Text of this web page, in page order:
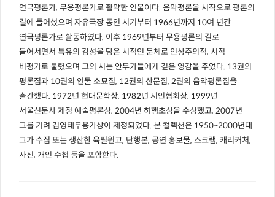
연극평론가, 무용평론가로 활약한 인물이다. 음악평론을 시작으로 평론의
길에 들어섰으며 자유극장 동인 시기부터 1966년까지 10여 년간
연극평론가로 활동하였다. 이후 1969년부터 무용평론의 길로
들어서면서 특유의 감성을 담은 시적인 문체로 인상주의적, 시적
비평가로 불렸으며 그의 시는 안무가들에게 깊은 영감을 주었다. 13권의
평론집과 10권의 인물 소묘집, 12권의 산문집, 2권의 음악평론집을
출간했다. 1972년 현대문학상, 1982년 시인협회상, 1999년
서울신문사 제정 예술평론상, 2004년 허행초상을 수상했고, 2007년
그를 기려 김영태무용가상이 제정되었다. 본 컬렉션은 1950~2000년대
그가 수집 또는 생산한 육필원고, 단행본, 공연 홍보물, 스크랩, 캐리커처,
사진, 개인 수첩 등을 포함한다.